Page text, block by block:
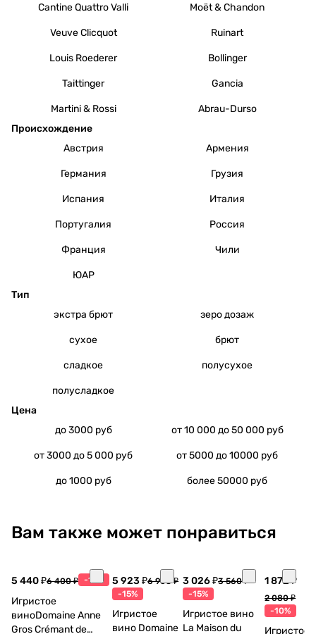
Cantine Quattro Valli Moët & Chandon
Veuve Clicquot Ruinart
Louis Roederer Bollinger
Taittinger Gancia
Martini & Rossi
Abrau-Durso
Происхождение
Австрия
Армения
Германия Грузия
Испания Италия
Португалия Россия
Франция Чили
ЮАР
Тип
экстра брют
зеро дозаж
сухое брют
сладкое полусухое
полусладкое
Цена
до 3000 руб
от 10 000 до 50 000 руб
от 3000 до 5 000 руб от 5000 до 10000 руб
до 1000 руб более 50000 руб
Вам также может понравиться
5 440 ₽6 400 ₽ -15%
Игристое
виноDomaine Anne
Gros Crémant de
5 923 ₽6 968 ₽
-15%
Игристое
вино Domaine
3 026 ₽3 560 ₽
-15%
Игристое вино
La Maison du
1 872 ₽
2 080 ₽
-10%
Игристое